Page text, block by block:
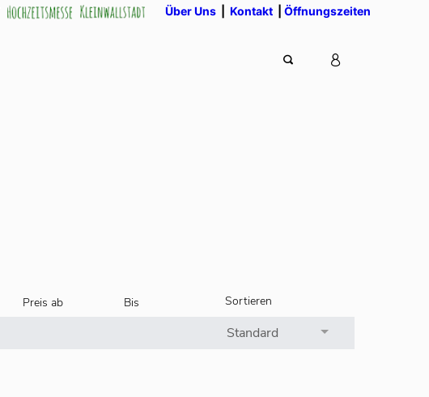
Über Uns Kontakt Öffnungszeiten
Standard
Sortieren
Preis ab Bis